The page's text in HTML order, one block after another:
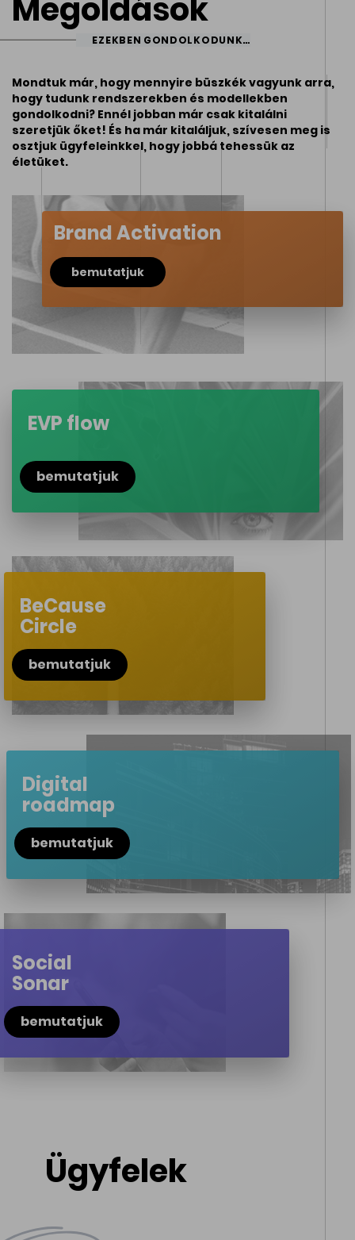
Megoldások
EZEKBEN GONDOLKODUNK…
Mondtuk már, hogy mennyire büszkék vagyunk arra,
hogy tudunk rendszerekben és modellekben
gondolkodni? Ennél jobban már csak kitalálni
szeretjük őket! És ha már kitaláljuk, szívesen meg is
osztjuk ügyfeleinkkel, hogy jobbá tehessük az
életüket.
Brand Activation
bemutatjuk
EVP flow
bemutatjuk
BeCause
Circle
bemutatjuk
Digital
roadmap
bemutatjuk
Social
Sonar
bemutatjuk
Ügyfelek